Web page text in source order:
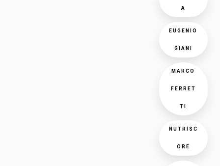
A
EUGENIO
GIANI
MARCO
FERRET
TI
NUTRISC
ORE